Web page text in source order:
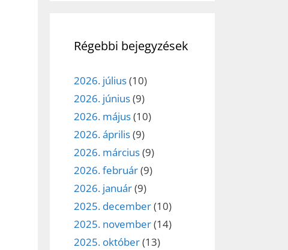
Régebbi bejegyzések
2026. július(10)
2026. június(9)
2026. május(10)
2026. április(9)
2026. március(9)
2026. február(9)
2026. január(9)
2025. december(10)
2025. november(14)
2025. október(13)